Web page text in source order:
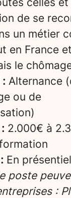
de se
un métier
en France
le
Alternance
ou de
2.000€ à
En présentiel
poste
: